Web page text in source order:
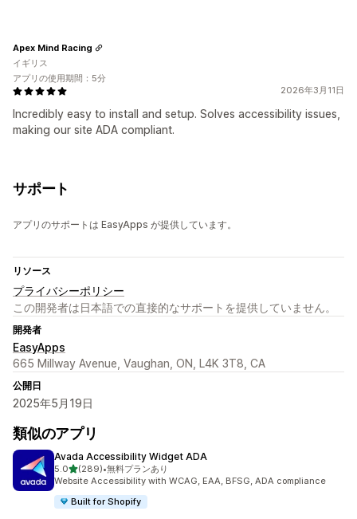
2026年3月11日
Incredibly easy to install and setup. Solves accessibility issues,
making our site ADA compliant.
Apex Mind Racing
イギリス
アプリの使用期間：5分
サポート
アプリのサポートは EasyApps が提供しています。
リソース
プライバシーポリシー
この開発者は日本語での直接的なサポートを提供していません。
開発者
EasyApps
665 Millway Avenue, Vaughan, ON, L4K 3T8, CA
公開日
2025年5月19日
類似のアプリ
Avada Accessibility Widget ADA
5.05つ星中
(289)
合計レビュー数：289件
•無料プランあり
Website Accessibility with WCAG, EAA, BFSG, ADA compliance
Built for Shopify